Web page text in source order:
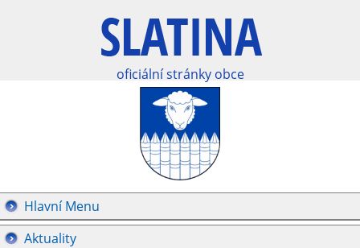
oficiální stránky obce
Hlavní Menu
Aktuality